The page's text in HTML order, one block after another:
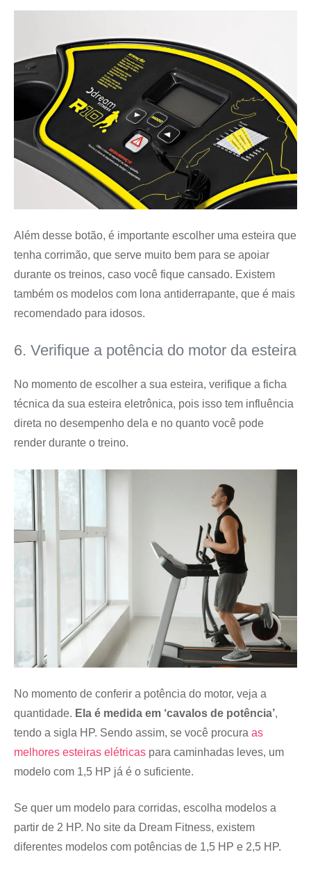
Além desse botão, é importante escolher uma esteira que
tenha corrimão, que serve muito bem para se apoiar
durante os treinos, caso você fique cansado. Existem
também os modelos com lona antiderrapante, que é mais
recomendado para idosos.
6. Verifique a potência do motor da esteira
No momento de escolher a sua esteira, verifique a ficha
técnica da sua esteira eletrônica, pois isso tem influência
direta no desempenho dela e no quanto você pode
render durante o treino.
No momento de conferir a potência do motor, veja a
quantidade. Ela é medida em ‘cavalos de potência’,
tendo a sigla HP. Sendo assim, se você procura as
melhores esteiras elétricas para caminhadas leves, um
modelo com 1,5 HP já é o suficiente.
Se quer um modelo para corridas, escolha modelos a
partir de 2 HP. No site da Dream Fitness, existem
diferentes modelos com potências de 1,5 HP e 2,5 HP.